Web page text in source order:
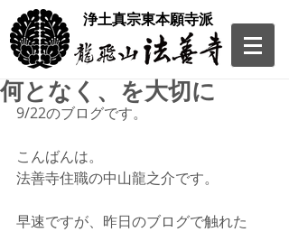
​浄土真宗東本願寺派
何となく、を大切に
9/22のブログです。
こんばんは。
法善寺住職の中山龍之介です。
早速ですが、昨日のブログで触れた